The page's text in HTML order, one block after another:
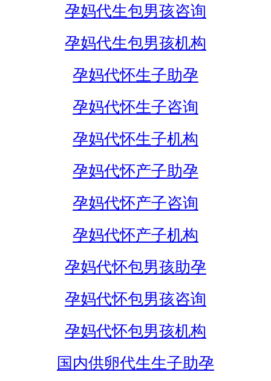
孕妈代生包男孩咨询
孕妈代生包男孩机构
孕妈代怀生子助孕
孕妈代怀生子咨询
孕妈代怀生子机构
孕妈代怀产子助孕
孕妈代怀产子咨询
孕妈代怀产子机构
孕妈代怀包男孩助孕
孕妈代怀包男孩咨询
孕妈代怀包男孩机构
国内供卵代生生子助孕